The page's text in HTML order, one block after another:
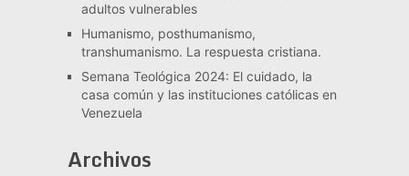
adultos vulnerables
Humanismo, posthumanismo,
transhumanismo. La respuesta cristiana.
Semana Teológica 2024: El cuidado, la
casa común y las instituciones católicas en
Venezuela
Archivos